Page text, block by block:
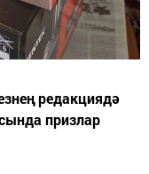
редакциядә
призлар